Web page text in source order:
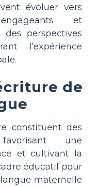
évoluer vers
et
des perspectives
l’expérience
de
constituent des
une
et cultivant la
éducatif pour
maternelle